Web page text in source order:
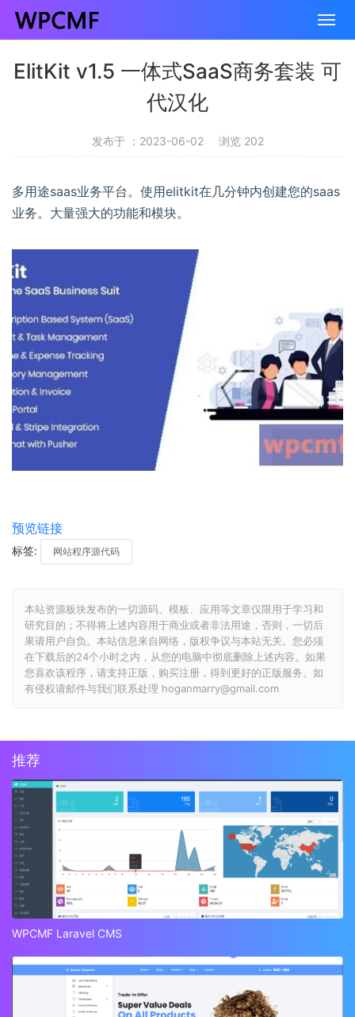
ElitKit v1.5 一体式SaaS商务套装 可
代汉化
发布于 ：2023-06-02 浏览 202
多用途saas业务平台。使用elitkit在几分钟内创建您的saas
业务。大量强大的功能和模块。
预览链接
标签: 网站程序源代码
本站资源板块发布的一切源码、模板、应用等文章仅限用于学习和
研究目的；不得将上述内容用于商业或者非法用途，否则，一切后
果请用户自负。本站信息来自网络，版权争议与本站无关。您必须
在下载后的24个小时之内，从您的电脑中彻底删除上述内容。如果
您喜欢该程序，请支持正版，购买注册，得到更好的正版服务。如
有侵权请邮件与我们联系处理 hoganmarry@gmail.com
推荐
WPCMF Laravel CMS